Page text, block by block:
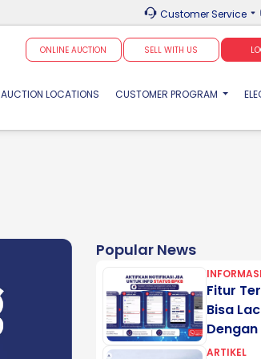
Customer Service
ONLINE AUCTION SELL WITH US
AUCTION LOCATIONS CUSTOMER PROGRAM
Popular News
Fitur
Bisa
ARTIKEL